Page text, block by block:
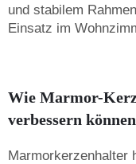
und stabilem
Einsatz im
Wie Marmor-
verbessern können
Marmorkerzenhalter